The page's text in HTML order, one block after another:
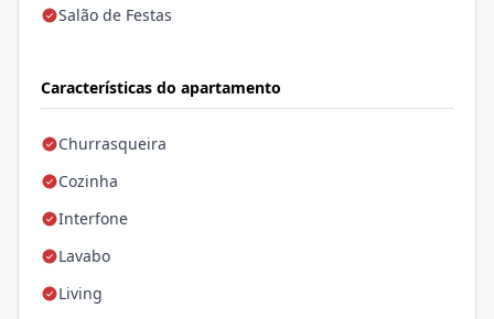
Salão de Festas
Características do apartamento
Churrasqueira
Cozinha
Interfone
Lavabo
Living